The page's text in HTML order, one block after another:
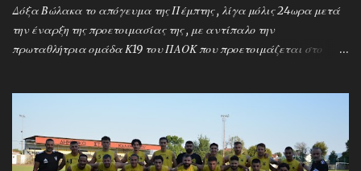
Δόξα Βώλακα το απόγευμα της Πέμπτης , λίγα μόλις 24ωρα μετά
την έναρξη της προετοιμασίας της , με αντίπαλο την
πρωταθλήτρια ομάδα Κ19 του ΠΑΟΚ που προετοιμάζεται στο
έχουν ως νέο προπονητή τον Μαροκινό πρώην σταρ του ΠΑΟΚ και
της Νάπολι Ομάρ Ελ Καντουρί! Η αποστολή της Κ19 του ΠΑΟΚ ,
αφού ολοκλήρωσε το πρώτο μέρος των προπονήσεων στη Σουρωτή,